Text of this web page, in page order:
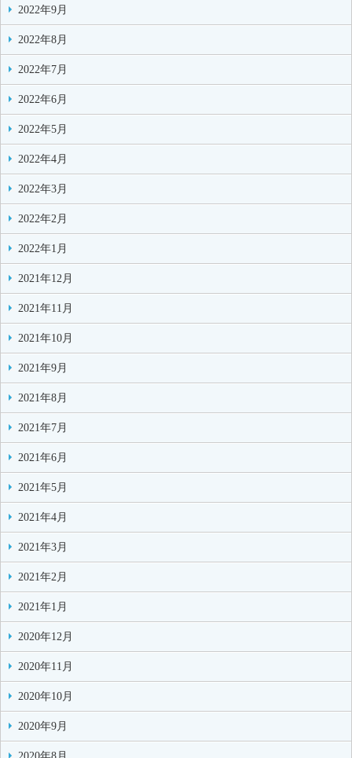
2022年9月
2022年8月
2022年7月
2022年6月
2022年5月
2022年4月
2022年3月
2022年2月
2022年1月
2021年12月
2021年11月
2021年10月
2021年9月
2021年8月
2021年7月
2021年6月
2021年5月
2021年4月
2021年3月
2021年2月
2021年1月
2020年12月
2020年11月
2020年10月
2020年9月